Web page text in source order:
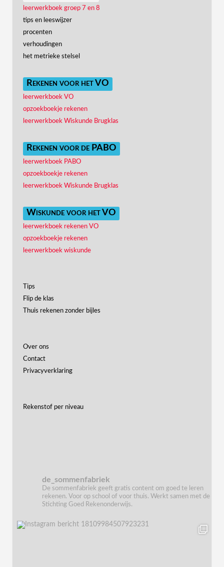
leerwerkboek groep 7 en 8
tips en leeswijzer
procenten
verhoudingen
het metrieke stelsel
Rekenen voor het VO
leerwerkboek VO
opzoekboekje rekenen
leerwerkboek Wiskunde Brugklas
Rekenen voor de PABO
leerwerkboek PABO
opzoekboekje rekenen
leerwerkboek Wiskunde Brugklas
Wiskunde voor het VO
leerwerkboek rekenen VO
opzoekboekje rekenen
leerwerkboek wiskunde
Tips
Flip de klas
Thuis rekenen zonder bijles
Over ons
Contact
Privacyverklaring
Rekenstof per niveau
de_sommenfabriek
De sommenfabriek geeft gratis content om goed te leren
rekenen. Voor op school of voor thuis. Werkt samen met de
Stichting Goed Rekenonderwijs.